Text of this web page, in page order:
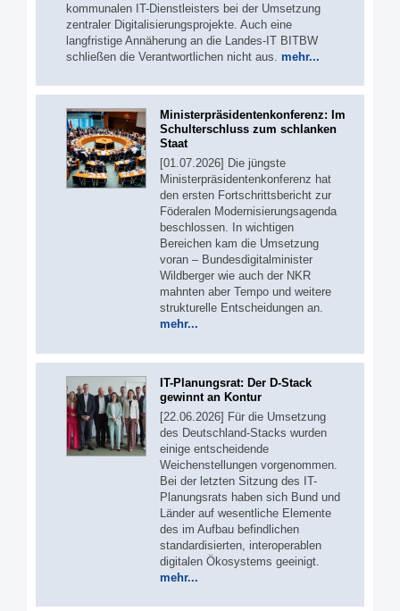
kommunalen IT-Dienstleisters bei der Umsetzung
zentraler Digitalisierungsprojekte. Auch eine
langfristige Annäherung an die Landes-IT BITBW
schließen die Verantwortlichen nicht aus. mehr...
Ministerpräsidentenkonferenz: Im
Schulterschluss zum schlanken
Staat
[01.07.2026] Die jüngste
Ministerpräsidentenkonferenz hat
den ersten Fortschrittsbericht zur
Föderalen Modernisierungsagenda
beschlossen. In wichtigen
Bereichen kam die Umsetzung
voran – Bundesdigitalminister
Wildberger wie auch der NKR
mahnten aber Tempo und weitere
strukturelle Entscheidungen an.
mehr...
IT-Planungsrat: Der D-Stack
gewinnt an Kontur
[22.06.2026] Für die Umsetzung
des Deutschland-Stacks wurden
einige entscheidende
Weichenstellungen vorgenommen.
Bei der letzten Sitzung des IT-
Planungsrats haben sich Bund und
Länder auf wesentliche Elemente
des im Aufbau befindlichen
standardisierten, interoperablen
digitalen Ökosystems geeinigt.
mehr...